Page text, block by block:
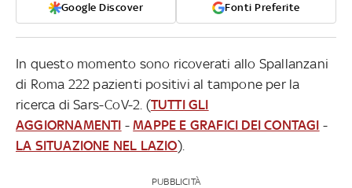
Google Discover Fonti Preferite
In questo momento sono ricoverati allo Spallanzani
di Roma 222 pazienti positivi al tampone per la
ricerca di Sars-CoV-2. (TUTTI GLI
AGGIORNAMENTI -MAPPE E GRAFICI DEI CONTAGI -
LA SITUAZIONE NEL LAZIO).
PUBBLICITÀ